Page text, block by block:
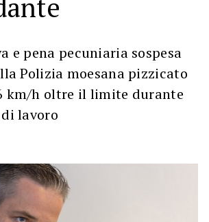
e pena pecuniaria sospesa
Polizia moesana pizzicato
km/h oltre il limite durante
lavoro